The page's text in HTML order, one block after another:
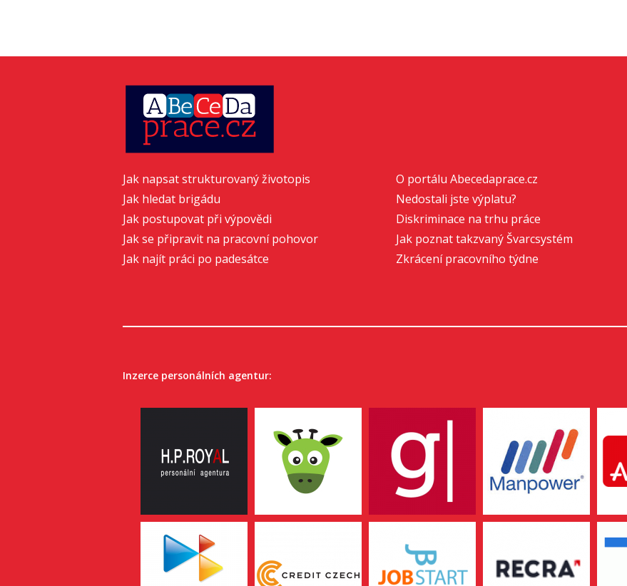
Jak napsat strukturovaný životopis
Jak hledat brigádu
Jak postupovat při výpovědi
Jak se připravit na pracovní pohovor
Jak najít práci po padesátce
O portálu Abecedaprace.cz
Nedostali jste výplatu?
Diskriminace na trhu práce
Jak poznat takzvaný Švarcsystém
Zkrácení pracovního týdne
Inzerce personálních agentur: